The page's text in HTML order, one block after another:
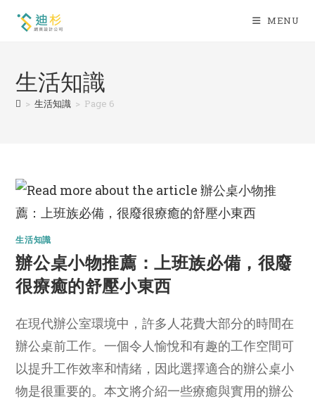
MENU
生活知識
> 生活知識 > Page 6
生活知識
辦公桌小物推薦：上班族必備，很廢
很療癒的舒壓小東西
在現代辦公室環境中，許多人花費大部分的時間在
辦公桌前工作。一個令人愉悅和有趣的工作空間可
以提升工作效率和情緒，因此選擇適合的辦公桌小
物是很重要的。本文將介紹一些療癒與實用的辦公